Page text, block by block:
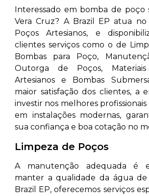
Interessado em bomba de poço
Vera Cruz? A Brazil EP atua
Poços Artesianos, e
clientes serviços como o de
Bombas para Poço,
Outorga de Poços,
Artesianos e Bombas
maior satisfação dos clientes, a
investir nos melhores
em instalações modernas,
sua confiança e boa cotação no
Limpeza de Poços
A manutenção adequada é
manter a qualidade da água de
Brazil EP, oferecemos serviços